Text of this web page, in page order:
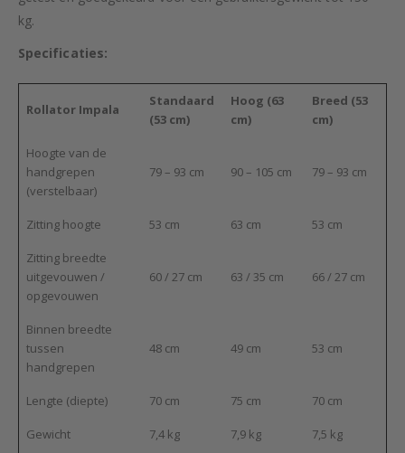
kg.
Specificaties:
Rollator Impala
Standaard
(53 cm)
Hoog (63
cm)
Breed (53
cm)
Hoogte van de
handgrepen
(verstelbaar)
79 – 93 cm 90 – 105 cm 79 – 93 cm
Zitting hoogte 53 cm 63 cm 53 cm
Zitting breedte
uitgevouwen /
opgevouwen
60 / 27 cm 63 / 35 cm 66 / 27 cm
Binnen breedte
tussen
handgrepen
48 cm 49 cm 53 cm
Lengte (diepte) 70 cm 75 cm 70 cm
Gewicht 7,4 kg 7,9 kg 7,5 kg